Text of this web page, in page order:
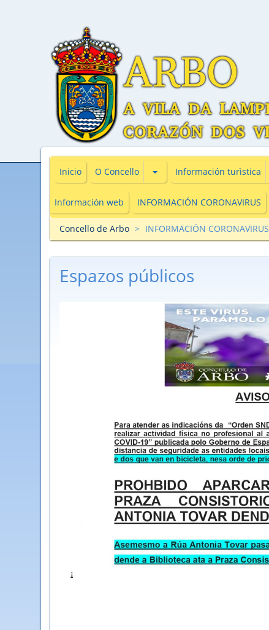
Inicio O Concello Subsecciones de O Concello
Información turìstica
Información web INFORMACIÓN CORONAVIRUS
Concello de Arbo INFORMACIÓN CORONAVIRUS
Espazos públicos